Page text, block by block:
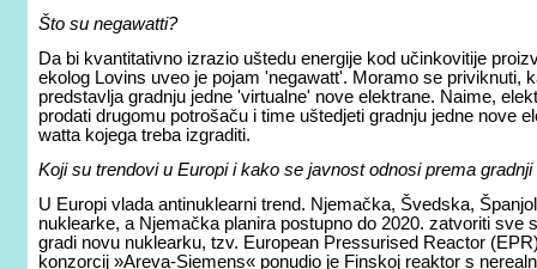
Što su negawatti?
Da bi kvantitativno izrazio uštedu energije kod učinkovitije
ekolog Lovins uveo je pojam 'negawatt'. Moramo se priviknuti,
predstavlja gradnju jedne 'virtualne' nove elektrane. Naime,
prodati drugomu potrošaču i time uštedjeti gradnju jedne nove
watta kojega treba izgraditi.
Koji su trendovi u Europi i kako se javnost odnosi prema
U Europi vlada antinuklearni trend. Njemačka, Švedska,
nuklearke, a Njemačka planira postupno do 2020. zatvoriti sve
gradi novu nuklearku, tzv. European Pressurised Reactor
konzorcij »Areva-Siemens« ponudio je Finskoj reaktor s